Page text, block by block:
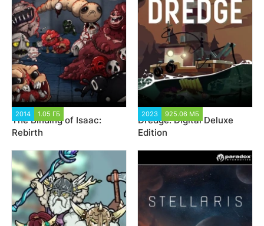
2014 1.05 ГБ
The Binding of Isaac:
Rebirth
2023 925.06 МБ
Dredge: Digital Deluxe
Edition